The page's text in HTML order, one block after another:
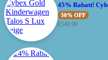
45% Rabatt!
50% OFF
€549.99